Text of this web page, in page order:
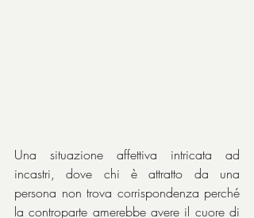
Una situazione affettiva intricata ad
incastri, dove chi è attratto da una
persona non trova corrispondenza perché
la controparte amerebbe avere il cuore di